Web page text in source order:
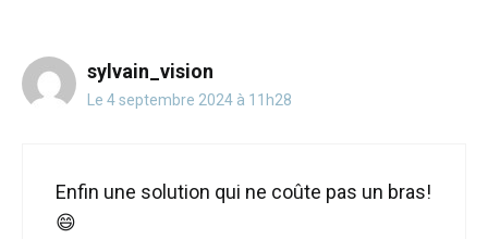
sylvain_vision
Le 4 septembre 2024 à 11h28
Enfin une solution qui ne coûte pas un bras!
😄